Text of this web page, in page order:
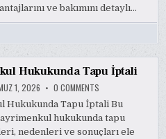
ve bakımını detaylı…
Hukukunda Tapu İptali
1, 2026 0 COMMENTS
HUKUKUNDA
İPTALI
Hukukunda Tapu İptali Bu
hukukunda tapu
nedenleri ve sonuçları ele